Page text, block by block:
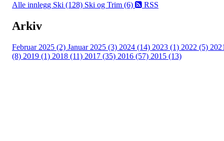
Alle innlegg Ski (128) Ski og Trim (6) RSS
Arkiv
Februar 2025 (2) Januar 2025 (3) 2024 (14) 2023 (1) 2022 (5)
(8) 2019 (1) 2018 (11) 2017 (35) 2016 (57) 2015 (13)